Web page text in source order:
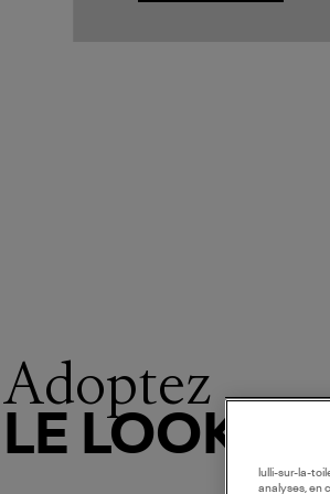
Adoptez
LE LOOK
lulli-sur-la-
analyses, en